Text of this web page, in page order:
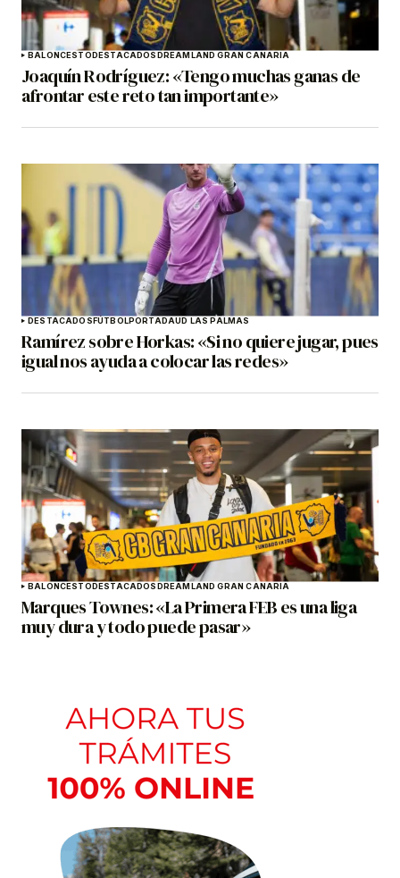
BALONCESTODESTACADOSDREAMLAND GRAN CANARIA
Joaquín Rodríguez: «Tengo muchas ganas de
afrontar este reto tan importante»
DESTACADOSFÚTBOLPORTADAUD LAS PALMAS
Ramírez sobre Horkas: «Si no quiere jugar, pues
igual nos ayuda a colocar las redes»
BALONCESTODESTACADOSDREAMLAND GRAN CANARIA
Marques Townes: «La Primera FEB es una liga
muy dura y todo puede pasar»